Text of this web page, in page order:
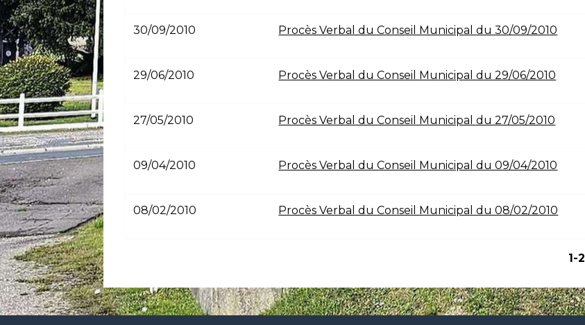
30/09/2010 Procès Verbal du Conseil Municipal du 30/09/2010
29/06/2010 Procès Verbal du Conseil Municipal du 29/06/2010
27/05/2010 Procès Verbal du Conseil Municipal du 27/05/2010
09/04/2010 Procès Verbal du Conseil Municipal du 09/04/2010
08/02/2010 Procès Verbal du Conseil Municipal du 08/02/2010
1 -2